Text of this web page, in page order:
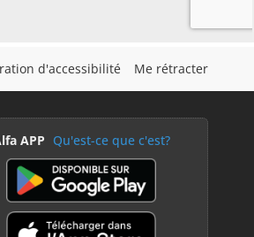
d'accessibilité Me rétracter
APP Qu'est-ce que c'est?